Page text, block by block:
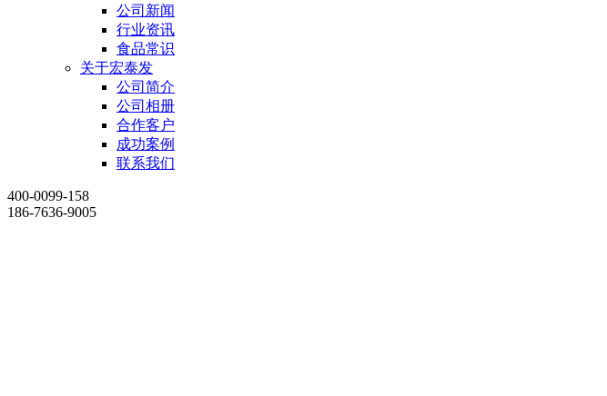
公司新闻
行业资讯
食品常识
关于宏泰发
公司简介
公司相册
合作客户
成功案例
联系我们
400-0099-158
186-7636-9005